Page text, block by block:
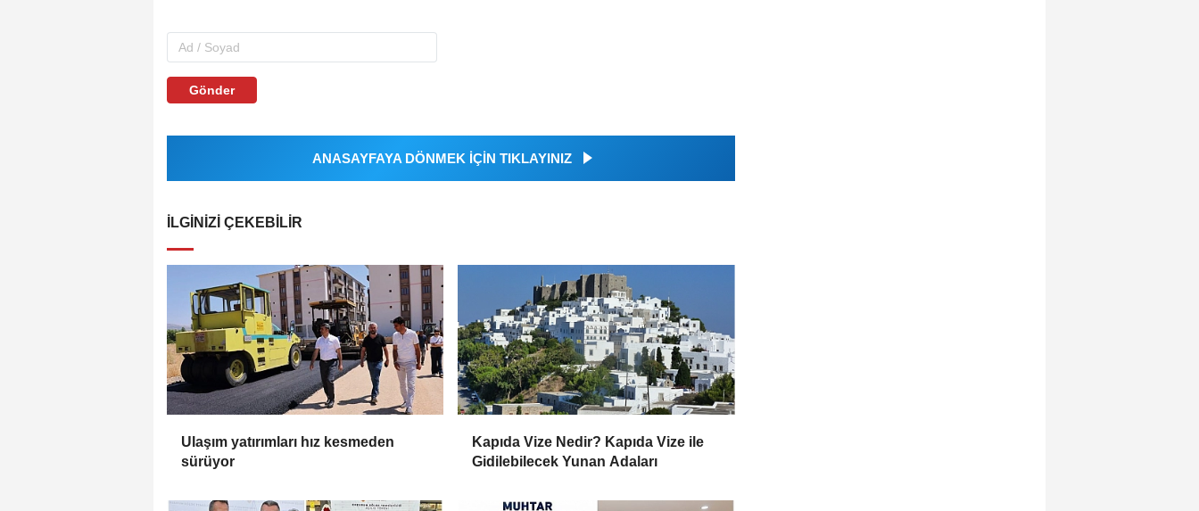
Gönder
ANASAYFAYA DÖNMEK İÇİN TIKLAYINIZ
İLGINIZI ÇEKEBILIR
Ulaşım yatırımları hız kesmeden
sürüyor
Kapıda Vize Nedir? Kapıda Vize ile
Gidilebilecek Yunan Adaları